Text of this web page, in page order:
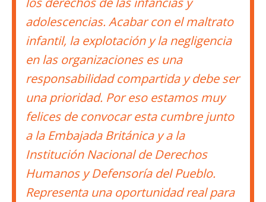
adolescencias. Acabar con el maltrato
infantil, la explotación y la negligencia
en las organizaciones es una
responsabilidad compartida y debe ser
una prioridad. Por eso estamos muy
felices de convocar esta cumbre junto
a la Embajada Británica y a la
Institución Nacional de Derechos
Humanos y Defensoría del Pueblo.
Representa una oportunidad real para